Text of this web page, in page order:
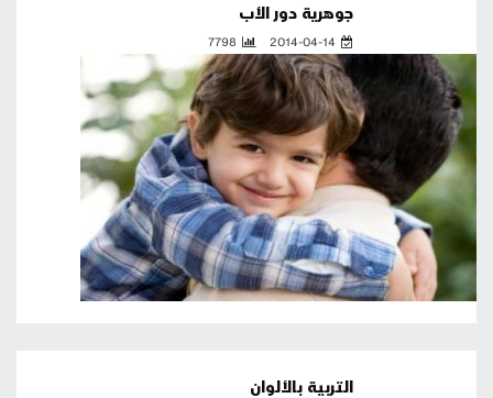
جوهرية دور الأب
2014-04-14
7798
التربية بالألوان